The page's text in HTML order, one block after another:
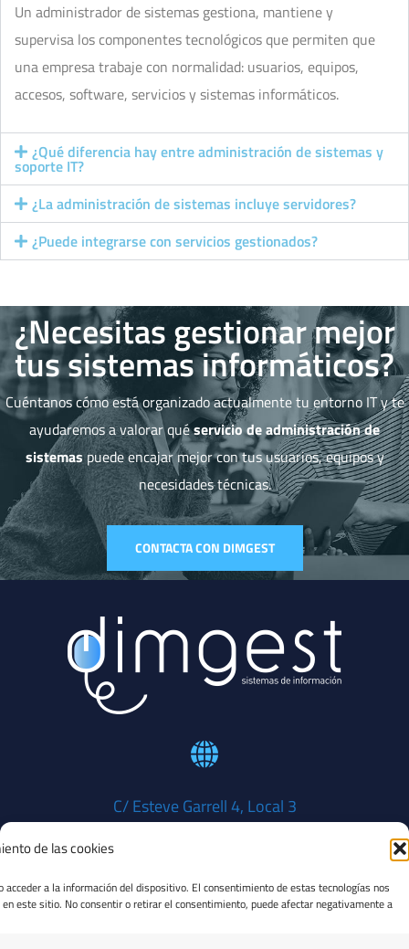
de las cookies
a la información del dispositivo. El consentimiento de estas tecnologías nos
este sitio. No consentir o retirar el consentimiento, puede afectar negativamente a
Un administrador de sistemas gestiona, mantiene y
supervisa los componentes tecnológicos que permiten que
una empresa trabaje con normalidad: usuarios, equipos,
accesos, software, servicios y sistemas informáticos.
¿Qué diferencia hay entre administración de sistemas y
soporte IT?
¿La administración de sistemas incluye servidores?
¿Puede integrarse con servicios gestionados?
¿Necesitas gestionar mejor
tus sistemas informáticos?
Cuéntanos cómo está organizado actualmente tu entorno IT y te
ayudaremos a valorar quéservicio de administración de
sistemaspuede encajar mejor con tus usuarios, equipos y
necesidades técnicas.
CONTACTA CON DIMGEST
C/ Esteve Garrell 4, Local 3